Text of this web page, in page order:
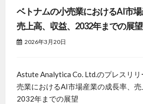
ベトナムの小売業におけるAI市場
売上高、収益、2032年までの展
2026年3月20日
Astute Analytica Co. Ltd.のプレスリ
売業におけるAI市場産業の成長率、売
2032年までの展望